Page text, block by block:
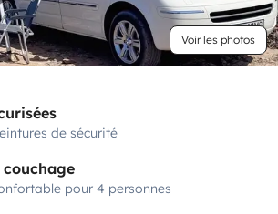
Voir les photos
de sécurité
pour 4 personnes